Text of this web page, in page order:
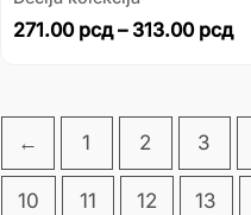
271.00 рсд – 313.00 рсд
← 1 2 3
10 11 12 13